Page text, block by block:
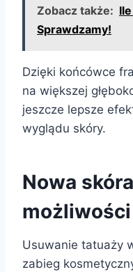
Zobacz także:
Sprawdzamy!
Dzięki końcówce
na większej
jeszcze lepsze
wyglądu skóry.
Nowa
możliwości
Usuwanie tatuaży
zabieg